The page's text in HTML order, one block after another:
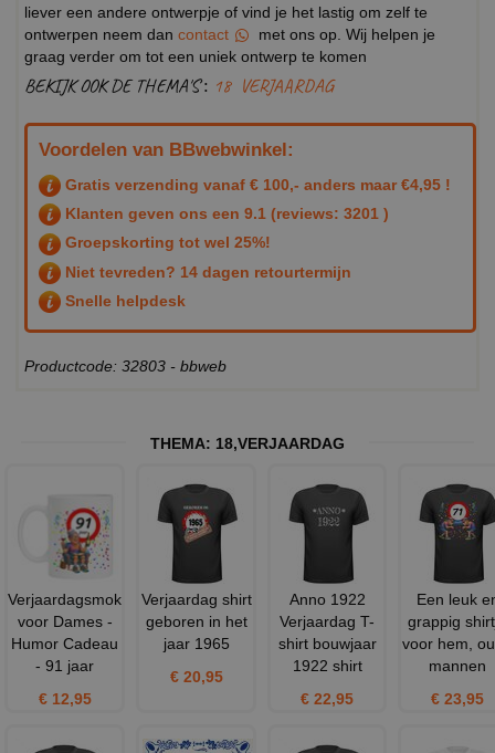
liever een andere ontwerpje of vind je het lastig om zelf te
ontwerpen neem dan contact
met ons op. Wij helpen je
graag verder om tot een uniek ontwerp te komen
BEKIJK OOK DE THEMA'S : 18 VERJAARDAG
Voordelen van BBwebwinkel:
Gratis verzending vanaf € 100,- anders maar €4,95 !
Klanten geven ons een 9.1 (reviews: 3201 )
Groepskorting tot wel 25%!
Niet tevreden? 14 dagen retourtermijn
Snelle helpdesk
Productcode: 32803 - bbweb
THEMA: 18,VERJAARDAG
Verjaardagsmok
voor Dames -
Humor Cadeau
- 91 jaar
€ 12,95
Verjaardag shirt
geboren in het
jaar 1965
€ 20,95
Anno 1922
Verjaardag T-
shirt bouwjaar
1922 shirt
€ 22,95
Een leuk
grappig
voor hem,
mannen
€ 23,95